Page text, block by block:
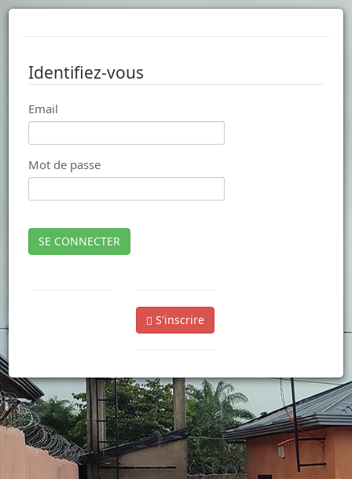
Identifiez-vous
Email
Mot de passe
SE CONNECTER
S'inscrire